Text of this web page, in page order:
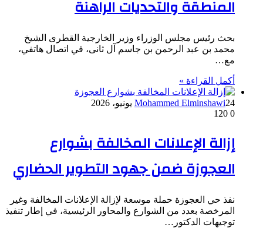
المنطقة والتحديات الراهنة
بحث رئيس مجلس الوزراء وزير الخارجية القطرى الشيخ
محمد بن عبد الرحمن بن جاسم آل ثانى، في اتصال هاتفي،
مع…
أكمل القراءة »
Mohammed Elminshawi24 يونيو، 2026
0
إزالة الإعلانات المخالفة بشوارع
العجوزة ضمن جهود التطوير الحضاري
نفذ حي العجوزة حملة موسعة لإزالة الإعلانات المخالفة وغير
المرخصة بعدد من الشوارع والمحاور الرئيسية، في إطار تنفيذ
توجيهات الدكتور…